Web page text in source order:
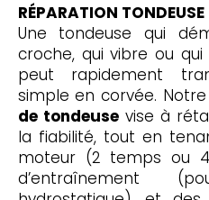
RÉPARATION TONDEUSE
Une tondeuse qui
croche, qui vibre ou
peut rapidement
simple en corvée.
de tondeusevise à
la fiabilité, tout en
moteur (2 temps ou
d’entraînement